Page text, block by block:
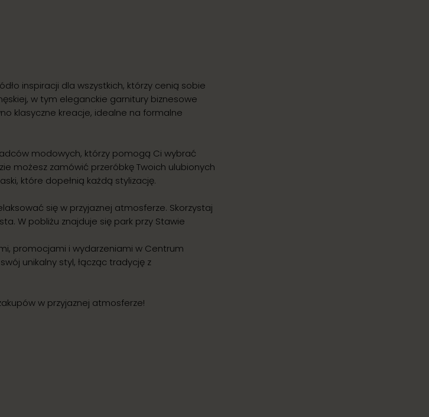
inspiracji dla wszystkich, którzy cenią sobie
w tym eleganckie garnitury biznesowe
klasyczne kreacje, idealne na formalne
modowych, którzy pomogą Ci wybrać
możesz zamówić przeróbkę Twoich ulubionych
które dopełnią każdą stylizację.
się w przyjaznej atmosferze. Skorzystaj
W pobliżu znajduje się park przy Stawie
promocjami i wydarzeniami w Centrum
unikalny styl, łącząc tradycję z
w przyjaznej atmosferze!